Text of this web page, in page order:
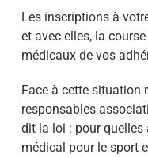
Les inscriptions à
et avec elles, la
médicaux de vos
Face à cette situation
responsables
dit la loi : pour
médical pour le sport